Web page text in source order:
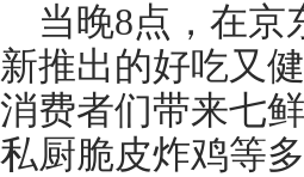
当晚8点，在京
新推出的好吃又
消费者们带来七
私厨脆皮炸鸡等